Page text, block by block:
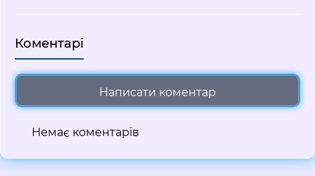
Коментарі
Написати коментар
Немає коментарів